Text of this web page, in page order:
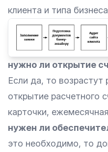
клиента и типа
нужно ли открытие
Если да, то
открытие расчетного
карточки,
нужен ли
это необходимо, то